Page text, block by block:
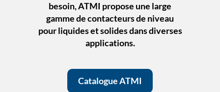
besoin, ATMI propose une large
gamme de contacteurs de niveau
pour liquides et solides dans diverses
applications.
Catalogue ATMI